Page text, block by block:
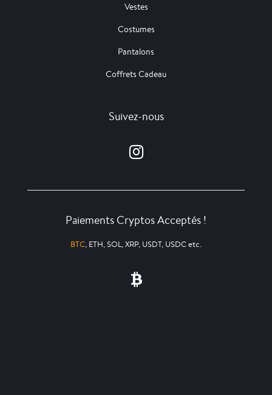
Vestes
Costumes
Pantalons
Coffrets Cadeau
Suivez-nous
Paiements Cryptos Acceptés !
BTC, ETH, SOL, XRP, USDT, USDC etc.